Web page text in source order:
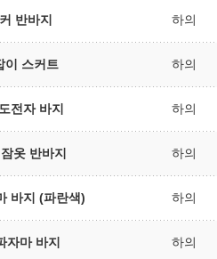
반바지 하의
이 스커트 하의
전자 바지 하의
옷 반바지 하의
바지 (파란색) 하의
자마 바지 하의